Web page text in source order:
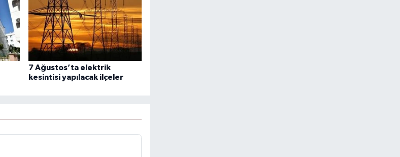
7 Ağustos’ta elektrik
kesintisi yapılacak ilçeler